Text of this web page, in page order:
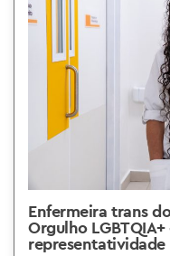
Enfermeira trans
Orgulho
representatividade